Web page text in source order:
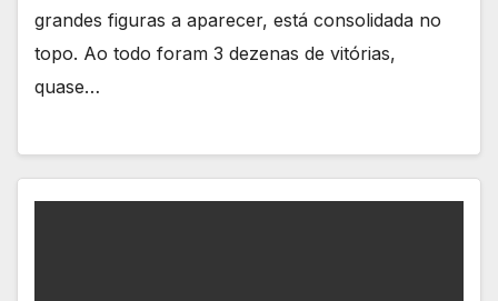
grandes figuras a aparecer, está consolidada no
topo. Ao todo foram 3 dezenas de vitórias,
quase…